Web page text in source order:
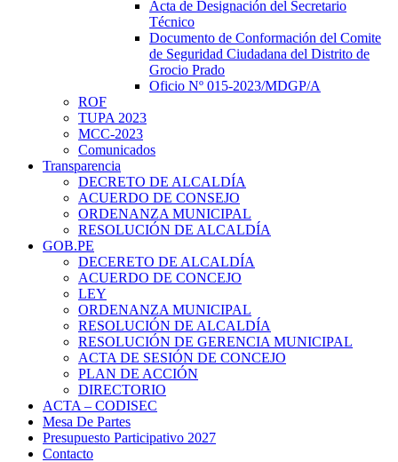
Acta de Designación del Secretario
Técnico
Documento de Conformación del Comite
de Seguridad Ciudadana del Distrito de
Grocio Prado
Oficio Nº 015-2023/MDGP/A
ROF
TUPA 2023
MCC-2023
Comunicados
Transparencia
DECRETO DE ALCALDÍA
ACUERDO DE CONSEJO
ORDENANZA MUNICIPAL
RESOLUCIÓN DE ALCALDÍA
GOB.PE
DECERETO DE ALCALDÍA
ACUERDO DE CONCEJO
LEY
ORDENANZA MUNICIPAL
RESOLUCIÓN DE ALCALDÍA
RESOLUCIÓN DE GERENCIA MUNICIPAL
ACTA DE SESIÓN DE CONCEJO
PLAN DE ACCIÓN
DIRECTORIO
ACTA – CODISEC
Mesa De Partes
Presupuesto Participativo 2027
Contacto